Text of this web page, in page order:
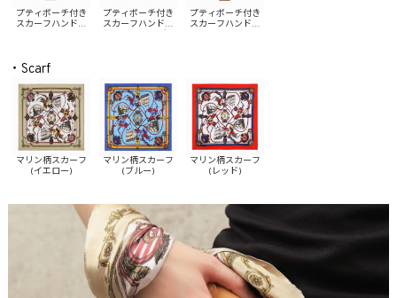
プティポーチ付き
スカーフハンドル
プティポーチ付き
スカーフハンドル
プティポーチ付き
スカーフハンドル
・Scarf
マリン柄スカーフ
(イエロー)
マリン柄スカーフ
(ブルー)
マリン柄スカーフ
(レッド)